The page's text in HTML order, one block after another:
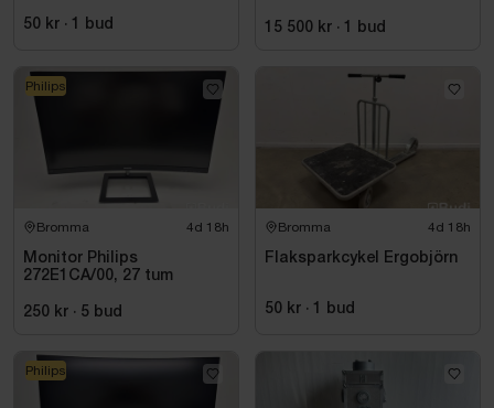
50 kr · 1 bud
15 500 kr · 1 bud
Bromma 4d 18h
Monitor Philips
272E1CA/00, 27 tum
250 kr · 5 bud
Philips
Bromma 4d 18h
Flaksparkcykel Ergobjörn
50 kr · 1 bud
Philips